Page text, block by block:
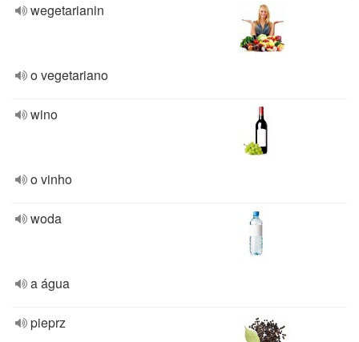
wegetarianin
o vegetariano
wino
o vinho
woda
a água
pieprz